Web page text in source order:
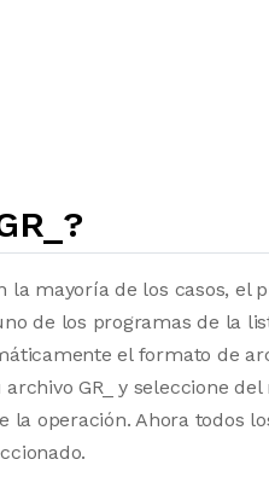
la mayoría de los casos, el
de los programas de la
el formato de
GR_ y seleccione del
operación. Ahora todos los